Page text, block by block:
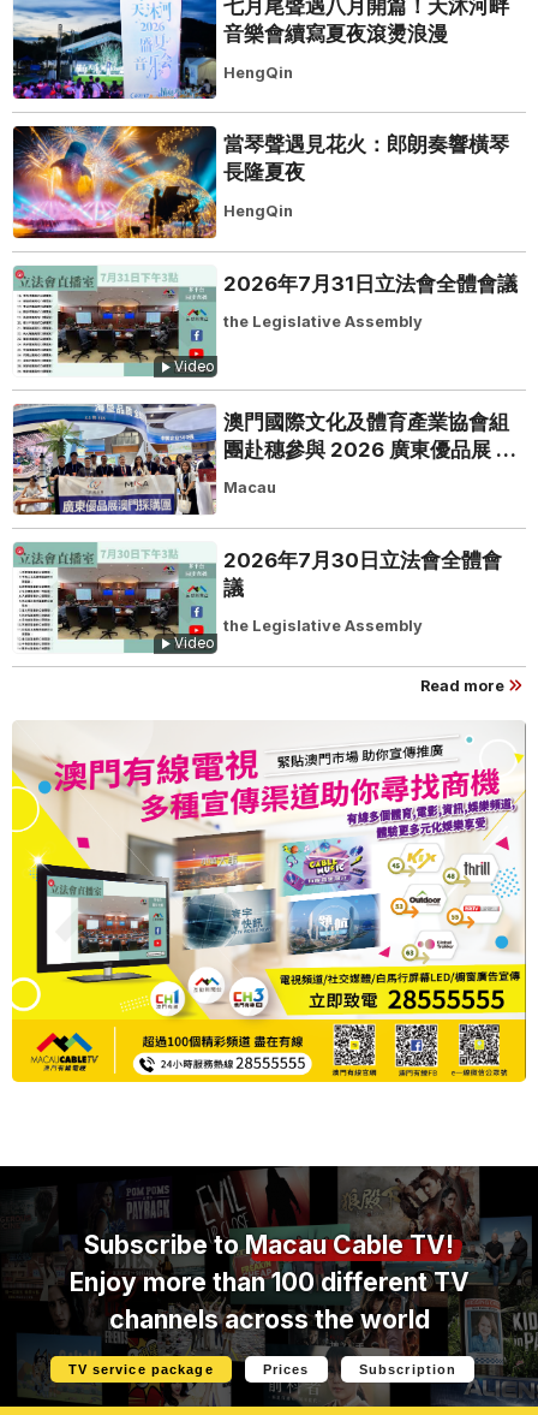
七月尾聲遇八月開篇！天沐河畔
音樂會續寫夏夜滾燙浪漫
HengQin
當琴聲遇見花火：郎朗奏響橫琴
長隆夏夜
HengQin
Video
2026年7月31日立法會全體會議
the Legislative Assembly
澳門國際文化及體育產業協會組
團赴穗參與 2026 廣東優品展 搭
建粵澳聯動橋樑助推粵品走向葡
Macau
Video
2026年7月30日立法會全體會
議
the Legislative Assembly
Read more
Subscribe toMacau Cable TV!
Enjoy more than 100 different TV
channels across the world
TV service package Prices Subscription